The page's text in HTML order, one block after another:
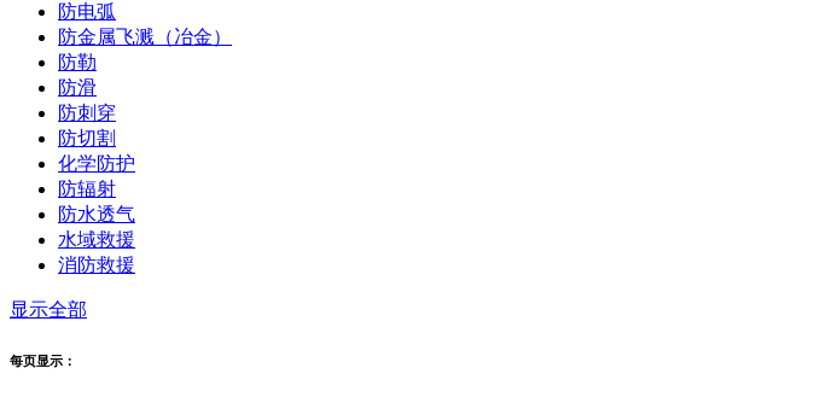
防电弧
防金属飞溅（冶金）
防勒
防滑
防刺穿
防切割
化学防护
防辐射
防水透气
水域救援
消防救援
显示全部
每页显示：